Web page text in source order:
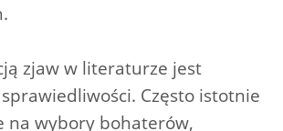
zjaw w literaturze jest
Często istotnie
na wybory bohaterów,